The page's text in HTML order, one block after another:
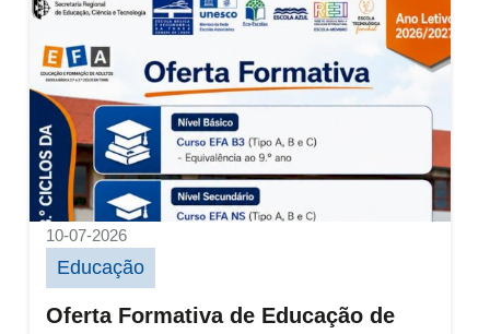
Oferta Formativa de Educação de Adultos
10-07-2026
Educação
Oferta Formativa de Educação de